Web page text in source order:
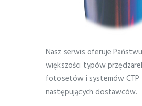
Nasz serwis oferuje
większości typów
fotosetów i systemów CTP
następujących dostawców.